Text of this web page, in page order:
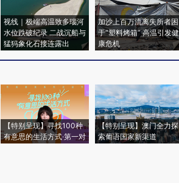
视线｜极端高温致多瑙河
水位跌破纪录 二战沉船与
猛犸象化石接连露出
加沙上百万流离失所者困
于“塑料烤箱” 高温引发健
康危机
【特别呈现】寻找100种
有意思的生活方式·第一对
【特别呈现】澳门全力探
索葡语国家新渠道